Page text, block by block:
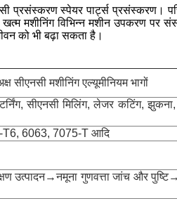
प्रसंस्करण स्पेयर पार्ट्स प्रसंस्करण।
मशीनिंग विभिन्न मशीन उपकरण पर
को भी बढ़ा सकता है।
सीएनसी मशीनिंग एल्यूमीनियम भागों
सीएनसी मिलिंग, लेजर कटिंग, झुकना,
T6, 6063, 7075-T आदि
उत्पादन→नमूना गुणवत्ता जांच और